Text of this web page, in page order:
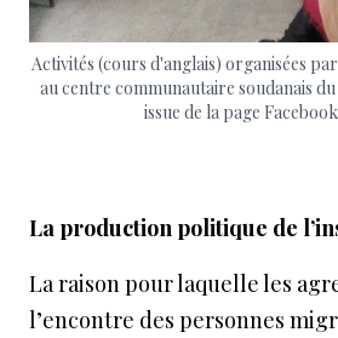
Activités (cours d'anglais) organisées
au centre communautaire soudanais
issue de la page
La production politique de
La raison pour laquelle les
l’encontre des personnes